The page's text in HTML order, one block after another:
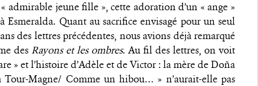
admirable jeune fille », cette adoration d’un « ange »
Quant au sacrifice envisagé pour un seul
des lettres précédentes, nous avions déjà remarqué
des Rayons et les ombres. Au fil des lettres, on voit
» et l’histoire d’Adèle et de Victor : la mère de Doña
Magne/ Comme un hibou… » n’aurait-elle pas